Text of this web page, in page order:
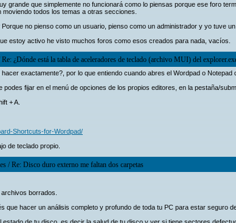
grande que simplemente no funcionará como lo piensas porque ese foro
todos los temas a otras secciones.
no pienso como un usuario, pienso como un administrador y yo tuve
estoy activo he visto muchos foros como esos creados para nada, vacíos.
Re: ¿Dónde está la tabla de aceleradores de teclado (archivo MUI) del
exactamente?, por lo que entiendo cuando abres el Wordpad o
podes fijar en el menú de opciones de los propios editores, en la pestaña/
+ A.
Shortcuts-for-Wordpad/
de teclado propio.
/Re: Disco duro externo me faltan dos carpetas
borrados.
que hacer un análisis completo y profundo de toda tu PC para estar seguro